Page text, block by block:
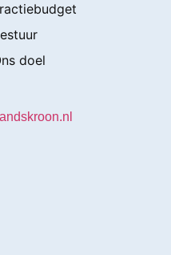
doel